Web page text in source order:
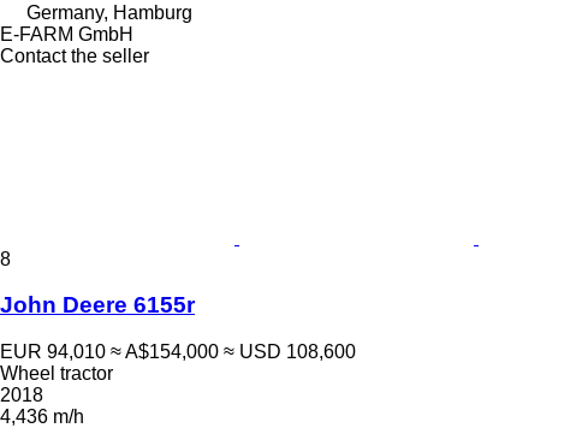
Germany, Hamburg
E-FARM GmbH
Contact the seller
8
John Deere 6155r
EUR 94,010 ≈ A$154,000 ≈ USD 108,600
Wheel tractor
2018
4,436 m/h